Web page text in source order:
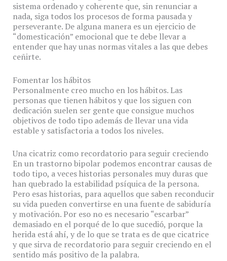
sistema ordenado y coherente que, sin renunciar a
nada, siga todos los procesos de forma pausada y
perseverante. De alguna manera es un ejercicio de
“domesticación” emocional que te debe llevar a
entender que hay unas normas vitales a las que debes
ceñirte.
Fomentar los hábitos
Personalmente creo mucho en los hábitos. Las
personas que tienen hábitos y que los siguen con
dedicación suelen ser gente que consigue muchos
objetivos de todo tipo además de llevar una vida
estable y satisfactoria a todos los niveles.
Una cicatriz como recordatorio para seguir creciendo
En un trastorno bipolar podemos encontrar causas de
todo tipo, a veces historias personales muy duras que
han quebrado la estabilidad psíquica de la persona.
Pero esas historias, para aquellos que saben reconducir
su vida pueden convertirse en una fuente de sabiduría
y motivación. Por eso no es necesario “escarbar”
demasiado en el porqué de lo que sucedió, porque la
herida está ahí, y de lo que se trata es de que cicatrice
y que sirva de recordatorio para seguir creciendo en el
sentido más positivo de la palabra.